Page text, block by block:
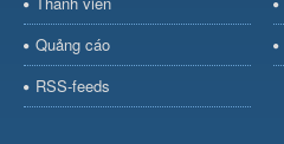
Quảng cáo
RSS-feeds